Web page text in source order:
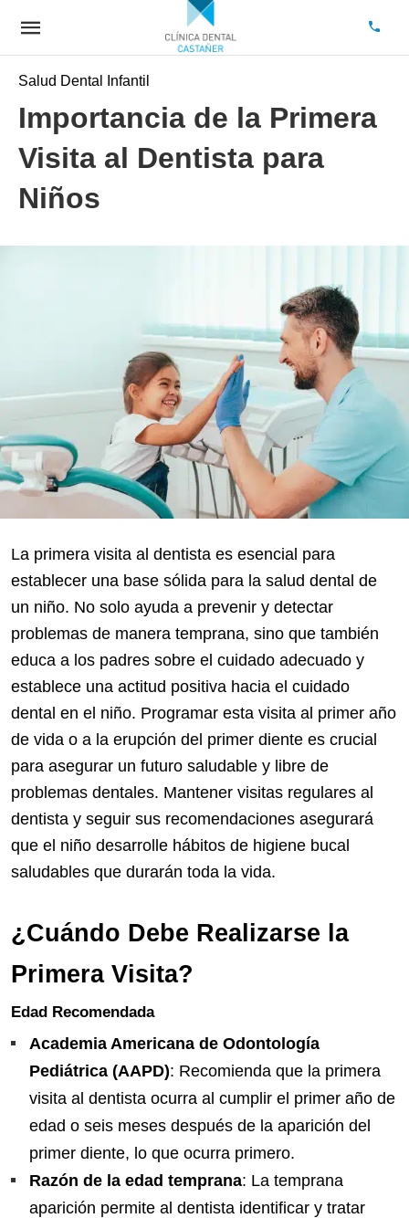
Salud Dental Infantil
Importancia de la Primera
Visita al Dentista para
Niños
La primera visita al dentista es esencial para
establecer una base sólida para la salud dental de
un niño. No solo ayuda a prevenir y detectar
problemas de manera temprana, sino que también
educa a los padres sobre el cuidado adecuado y
establece una actitud positiva hacia el cuidado
dental en el niño. Programar esta visita al primer año
de vida o a la erupción del primer diente es crucial
para asegurar un futuro saludable y libre de
problemas dentales. Mantener visitas regulares al
dentista y seguir sus recomendaciones asegurará
que el niño desarrolle hábitos de higiene bucal
saludables que durarán toda la vida.
¿Cuándo Debe Realizarse la
Primera Visita?
Edad Recomendada
Academia Americana de Odontología
Pediátrica (AAPD): Recomienda que la primera
visita al dentista ocurra al cumplir el primer año de
edad o seis meses después de la aparición del
primer diente, lo que ocurra primero.
Razón de la edad temprana: La temprana
aparición permite al dentista identificar y tratar